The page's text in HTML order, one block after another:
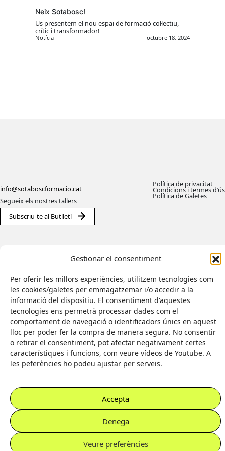
Gestionar el consentiment
Per oferir les millors experiències, utilitzem tecnologies com
les cookies/galetes per emmagatzemar i/o accedir a la
informació del dispositiu. El consentiment d'aquestes
tecnologies ens permetrà processar dades com el
comportament de navegació o identificadors únics en aquest
lloc per poder fer la compra de manera segura. No consentir
o retirar el consentiment, pot afectar negativament certes
característiques i funcions, com veure vídeos de Youtube. A
les peferències ho podeu ajustar per serveis.
Accepta
Denega
Veure preferències
Neix Sotabosc!
Us presentem el nou espai de formació col·lectiu,
crític i transformador!
Notícia octubre 18, 2024
info@sotaboscformacio.cat
Segueix els nostres tallers
Subscriu-te al Butlletí
Política de privacitat
Condicions i termes d’ús
Política de Galetes
Amb el suport de:
Il·lustradora:
Eva Palomar
Web feta per